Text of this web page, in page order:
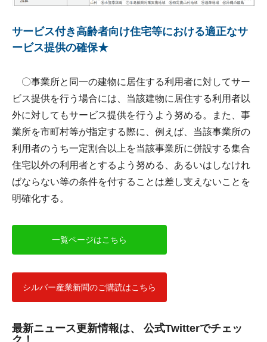
サービス付き高齢者向け住宅等における適正なサ
ービス提供の確保★
〇事業所と同一の建物に居住する利用者に対してサー
ビス提供を行う場合には、当該建物に居住する利用者以
外に対してもサービス提供を行うよう努める。また、事
業所を市町村等が指定する際に、例えば、当該事業所の
利用者のうち一定割合以上を当該事業所に併設する集合
住宅以外の利用者とするよう努める、あるいはしなけれ
ばならない等の条件を付することは差し支えないことを
明確化する。
一覧ページはこちら
シルバー産業新聞のご購読はこちら
最新ニュース更新情報は、 公式Twitterでチェッ